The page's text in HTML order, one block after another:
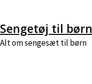
to
content
Sengetøj til børn
Alt om sengesæt til børn